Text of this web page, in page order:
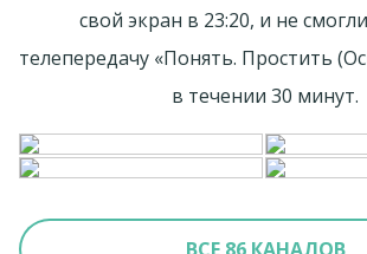
свой экран в 23:20, и не
телепередачу «Понять. Простить
в течении 30 минут.
ВСЕ 86 КАНАЛОВ